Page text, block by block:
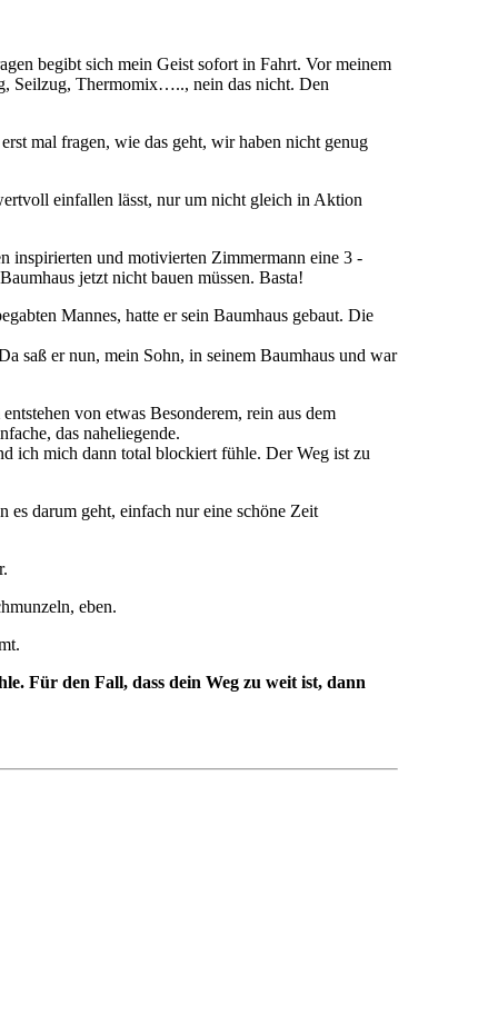
begibt sich mein Geist sofort in Fahrt. Vor meinem
Seilzug, Thermomix….., nein das nicht. Den
mal fragen, wie das geht, wir haben nicht genug
einfallen lässt, nur um nicht gleich in Aktion
inspirierten und motivierten Zimmermann eine 3 -
jetzt nicht bauen müssen. Basta!
Mannes, hatte er sein Baumhaus gebaut. Die
saß er nun, mein Sohn, in seinem Baumhaus und war
von etwas Besonderem, rein aus dem
das naheliegende.
ich mich dann total blockiert fühle. Der Weg ist zu
es darum geht, einfach nur eine schöne Zeit
eben.
Für den Fall, dass dein Weg zu weit ist, dann